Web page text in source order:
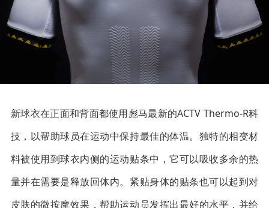
新球衣在正面和背面都使用彪马最新的ACTV Thermo-R科
技，以帮助球员在运动中保持最佳的体温。独特的相变材
料被使用到球衣内侧的运动贴条中，它可以吸收多余的热
量并在需要是释放回体内。紧贴身体的贴条也可以起到对
皮肤的微按摩效果，帮助运动员发挥出最好的水平，并给